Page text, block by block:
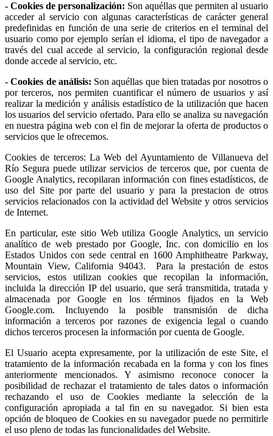
- Cookies de personalización: Son aquéllas que permiten al usuario
acceder al servicio con algunas características de carácter general
predefinidas en función de una serie de criterios en el terminal del
usuario como por ejemplo serían el idioma, el tipo de navegador a
través del cual accede al servicio, la configuración regional desde
donde accede al servicio, etc.
- Cookies de análisis: Son aquéllas que bien tratadas por nosotros o
por terceros, nos permiten cuantificar el número de usuarios y así
realizar la medición y análisis estadístico de la utilización que hacen
los usuarios del servicio ofertado. Para ello se analiza su navegación
en nuestra página web con el fin de mejorar la oferta de productos o
servicios que le ofrecemos.
Cookies de terceros: La Web del Ayuntamiento de Villanueva del
Río Segura puede utilizar servicios de terceros que, por cuenta de
Google Analytics, recopilaran información con fines estadísticos, de
uso del Site por parte del usuario y para la prestacion de otros
servicios relacionados con la actividad del Website y otros servicios
de Internet.
En particular, este sitio Web utiliza Google Analytics, un servicio
analítico de web prestado por Google, Inc. con domicilio en los
Estados Unidos con sede central en 1600 Amphitheatre Parkway,
Mountain View, California 94043. Para la prestación de estos
servicios, estos utilizan cookies que recopilan la información,
incluida la dirección IP del usuario, que será transmitida, tratada y
almacenada por Google en los términos fijados en la Web
Google.com. Incluyendo la posible transmisión de dicha
información a terceros por razones de exigencia legal o cuando
dichos terceros procesen la información por cuenta de Google.
El Usuario acepta expresamente, por la utilización de este Site, el
tratamiento de la información recabada en la forma y con los fines
anteriormente mencionados. Y asimismo reconoce conocer la
posibilidad de rechazar el tratamiento de tales datos o información
rechazando el uso de Cookies mediante la selección de la
configuración apropiada a tal fin en su navegador. Si bien esta
opción de bloqueo de Cookies en su navegador puede no permitirle
el uso pleno de todas las funcionalidades del Website.